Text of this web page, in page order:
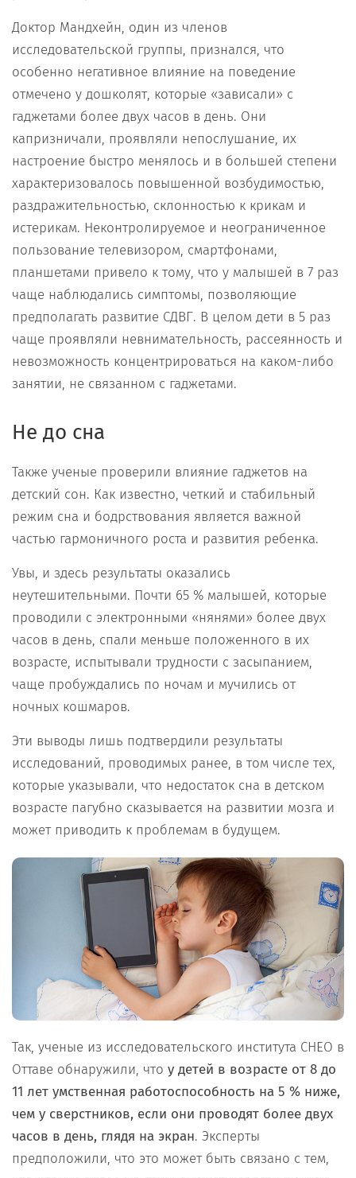
Доктор Мандхейн, один из членов
исследовательской группы, признался, что
особенно негативное влияние на поведение
отмечено у дошколят, которые «зависали» с
гаджетами более двух часов в день. Они
капризничали, проявляли непослушание, их
настроение быстро менялось и в большей степени
характеризовалось повышенной возбудимостью,
раздражительностью, склонностью к крикам и
истерикам. Неконтролируемое и неограниченное
пользование телевизором, смартфонами,
планшетами привело к тому, что у малышей в 7 раз
чаще наблюдались симптомы, позволяющие
предполагать развитие СДВГ. В целом дети в 5 раз
чаще проявляли невнимательность, рассеянность и
невозможность концентрироваться на каком-либо
занятии, не связанном с гаджетами.
Не до сна
Также ученые проверили влияние гаджетов на
детский сон. Как известно, четкий и стабильный
режим сна и бодрствования является важной
частью гармоничного роста и развития ребенка.
Увы, и здесь результаты оказались
неутешительными. Почти 65 % малышей, которые
проводили с электронными «нянями» более двух
часов в день, спали меньше положенного в их
возрасте, испытывали трудности с засыпанием,
чаще пробуждались по ночам и мучились от
ночных кошмаров.
Эти выводы лишь подтвердили результаты
исследований, проводимых ранее, в том числе тех,
которые указывали, что недостаток сна в детском
возрасте пагубно сказывается на развитии мозга и
может приводить к проблемам в будущем.
Так, ученые из исследовательского института CHEO в
Оттаве обнаружили, что у детей в возрасте от 8 до
11 лет умственная работоспособность на 5 % ниже,
чем у сверстников, если они проводят более двух
часов в день, глядя на экран. Эксперты
предположили, что это может быть связано с тем,